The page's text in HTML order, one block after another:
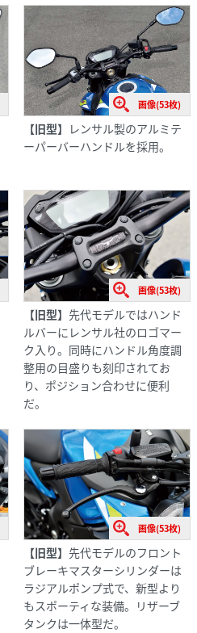
画像(53枚)
【旧型】 レンサル製のアルミテ
ーパーバーハンドルを採用。
画像(53枚)
【旧型】 先代モデルではハンド
ルバーにレンサル社のロゴマー
ク入り。同時にハンドル角度調
整用の目盛りも刻印されてお
り、ポジション合わせに便利
だ。
画像(53枚)
【旧型】 先代モデルのフロント
ブレーキマスターシリンダーは
ラジアルポンプ式で、新型より
もスポーティな装備。リザーブ
タンクは一体型だ。